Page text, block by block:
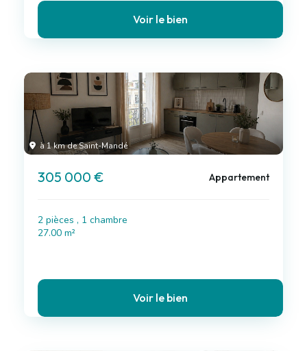
Voir le bien
à 1 km de Saint-Mandé
305 000 € Appartement
2 pièces , 1 chambre
27.00 m²
Voir le bien